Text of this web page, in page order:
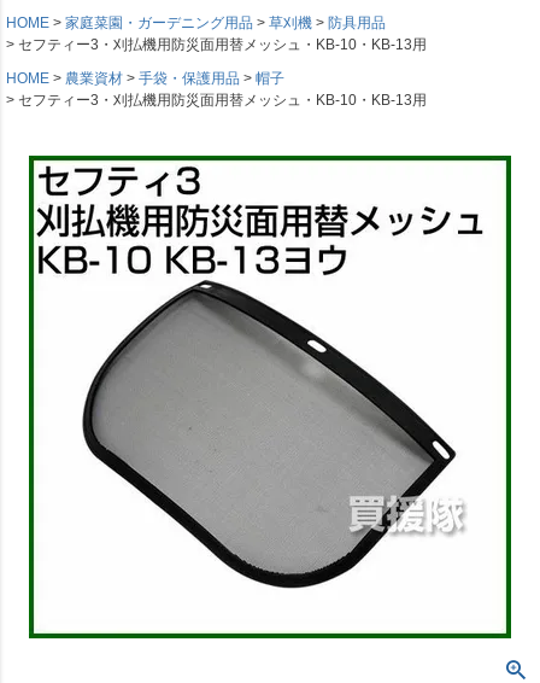
HOME
家庭菜園・ガーデニング用品 草刈機
防具用品
セフティー3・刈払機用防災面用替メッシュ・KB-10・KB-13用
HOME
農業資材 手袋・保護用品
帽子
セフティー3・刈払機用防災面用替メッシュ・KB-10・KB-13用